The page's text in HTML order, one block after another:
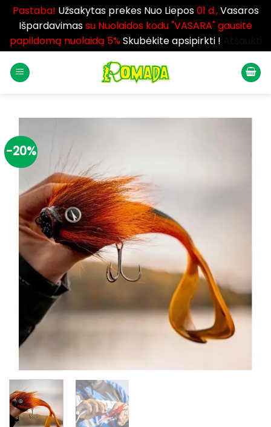
Pastaba! Užsakytas prekes Nuo Liepos01 d.,Vasaros
Išpardavimassu Nuolaidos kodu "VASARA" gausite
papildomą nuolaidą 5%Skubėkite apsipirkti !
-20%